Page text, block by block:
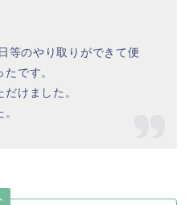
等のやり取りができて便
です。
けました。